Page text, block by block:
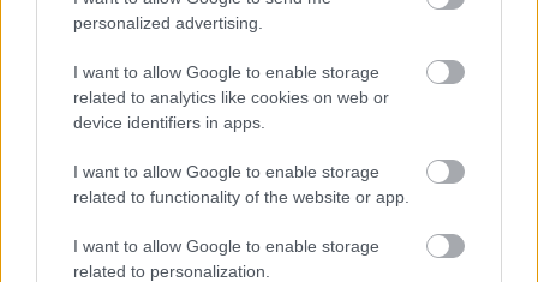
personalized advertising.
I want to allow Google to enable storage
related to analytics like cookies on web or
device identifiers in apps.
I want to allow Google to enable storage
related to functionality of the website or app.
I want to allow Google to enable storage
related to personalization.
Renomé Kertészet
Sopron megye